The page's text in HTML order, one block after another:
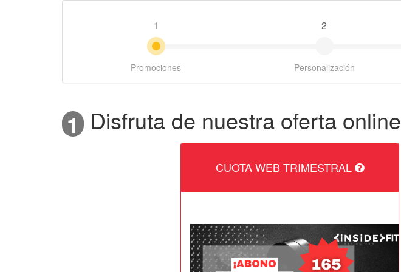
1
Promociones
2
Personalización
1 Disfruta de nuestra oferta online
CUOTA WEB TRIMESTRAL